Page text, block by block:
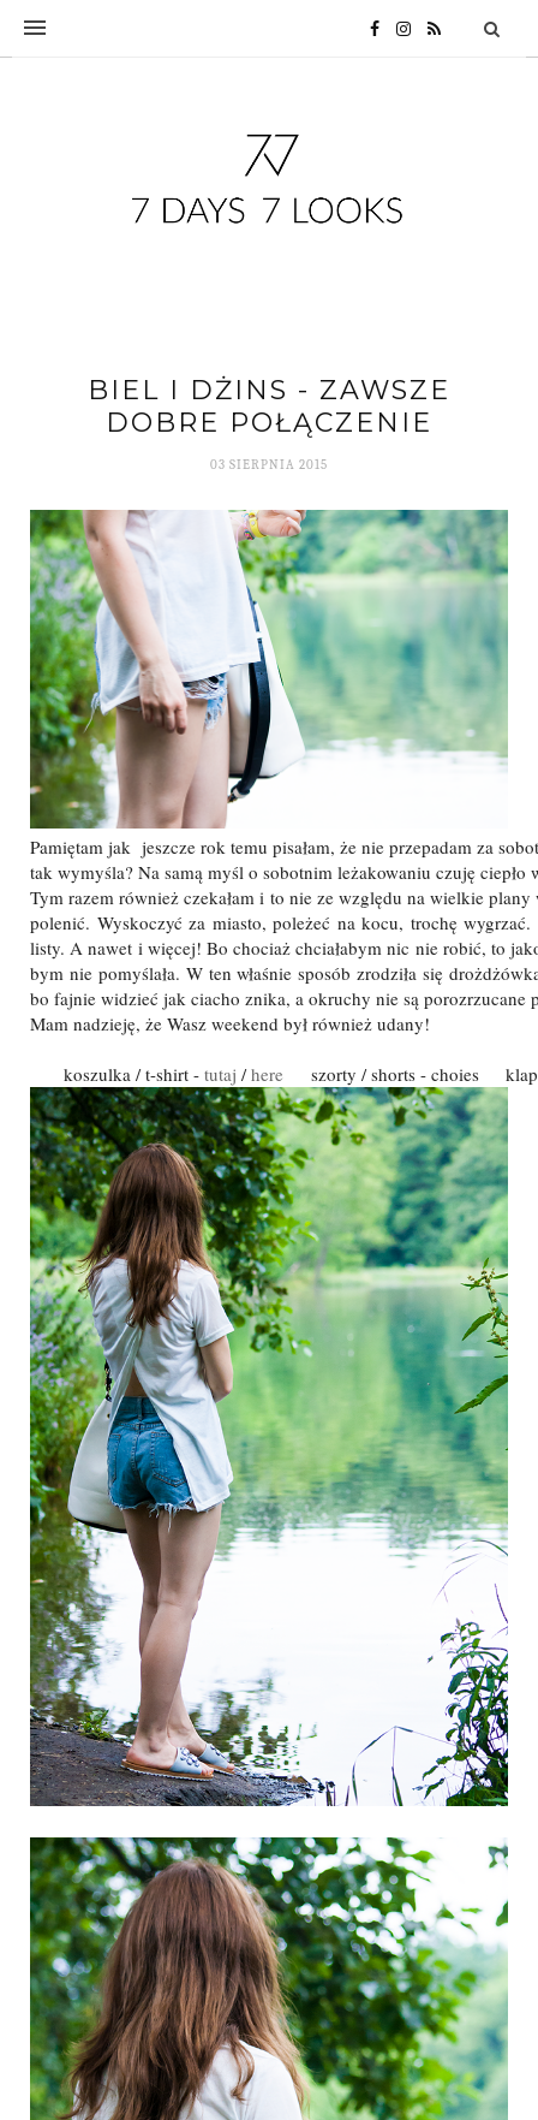
BIEL I DŻINS - ZAWSZE
DOBRE POŁĄCZENIE
03 SIERPNIA 2015
Pamiętam jak jeszcze rok temu pisałam, że nie przepadam za
tak wymyśla? Na samą myśl o sobotnim leżakowaniu czuję ciepło
Tym razem również czekałam i to nie ze względu na wielkie
polenić. Wyskoczyć za miasto, poleżeć na kocu, trochę
listy. A nawet i więcej! Bo chociaż chciałabym nic nie robić, to
bym nie pomyślała. W ten właśnie sposób zrodziła się
bo fajnie widzieć jak ciacho znika, a okruchy nie są porozrzucane
Mam nadzieję, że Wasz weekend był również udany!
koszulka / t-shirt - tutaj /here szorty / shorts - choies